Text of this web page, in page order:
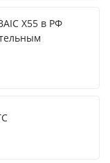
X55 в РФ